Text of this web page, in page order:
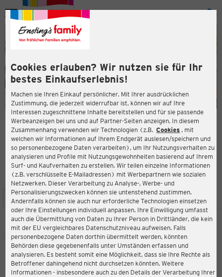
Cookies erlauben? Wir nutzen sie für Ihr
bestes Einkaufserlebnis!
Machen sie Ihren Einkauf persönlicher. Mit Ihrer ausdrücklichen
Zustimmung, die jederzeit widerrufbar ist, können wir auf Ihre
Interessen zugeschnittene Inhalte bereitstellen und für sie passende
Werbeanzeigen bei uns und auf Partner-Seiten anzeigen. In diesem
Zusammenhang verwenden wir Technologien (z.B. Cookies , mit
welchen wir Informationen auf Ihrem Endgerät auslesen/speichern und
so personenbezogene Daten verarbeiten), um Ihr Nutzungsverhalten zu
analysieren und Profile mit Nutzungsgewohnheiten basierend auf Ihrem
Surf- und Kaufverhalten zu erstellen. Wir teilen einzelne Informationen
(z.B. verschlüsselte E-Mailadressen) mit Werbepartnern wie sozialen
Netzwerken. Dieser Verarbeitung zu Analyse-, Werbe- und
Personalisierungszwecken können sie untenstehend zustimmen.
Andernfalls können sie auch nur erforderliche Technologien einsetzen
oder Ihre Einstellungen individuell anpassen. Ihre Einwilligung umfasst
auch die Übermittlung von Daten zu Ihrer Person in Drittländer, die kein
mit der EU vergleichbares Datenschutzniveau aufweisen. Falls
personenbezogene Daten dorthin übermittelt werden, könnten
Behörden diese gegebenenfalls unter Umständen erfassen und
analysieren. Es besteht somit eine Möglichkeit, dass sie Ihre Rechte als
Betroffener dahingehend nicht durchsetzen könnten. Weitere
Informationen - insbesondere auch zu den Details der Verarbeitung Ihrer
Menü
ERNSTING'S FAMILY FILIALE
Marktplatz 1
75365 Calw
3,7
Bewertung:
STANDORT SERVICES SORTIMENT AKTIONEN
Ernsting's family
Marktplatz 1, 75365 Calw